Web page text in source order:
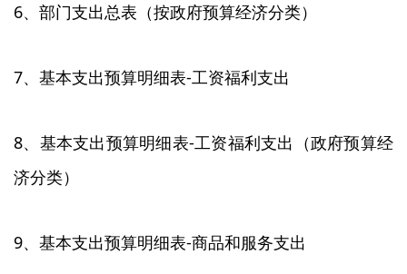
6、部门支出总表（按政府预算经济分类）
7、基本支出预算明细表-工资福利支出
8、基本支出预算明细表-工资福利支出（政府预算经
济分类）
9、基本支出预算明细表-商品和服务支出